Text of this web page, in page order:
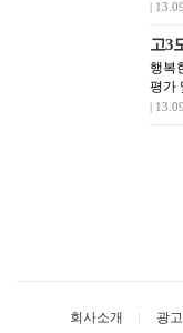
|
고3
행복
평가
|
회사소개 광